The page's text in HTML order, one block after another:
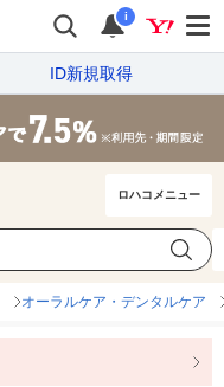
i
ID新規取得
ロハコメニュー
オーラルケア・デンタルケア